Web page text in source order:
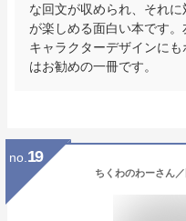
な回文が収められ、それ
が楽しめる面白い本です
キャラクターデザインに
はお勧めの一冊です。
no. 19
ちくわのわーさん